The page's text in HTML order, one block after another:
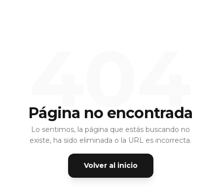
404
Página no encontrada
Lo sentimos, la página que estás buscando no
existe, ha sido eliminada o la URL es incorrecta.
Volver al inicio